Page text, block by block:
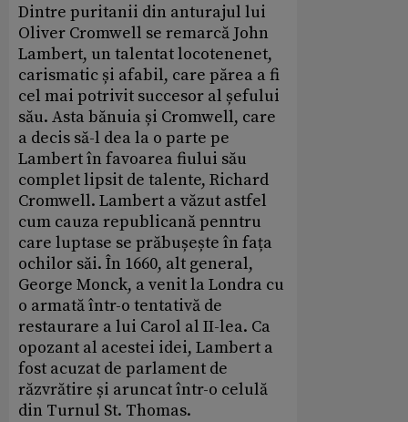
Dintre puritanii din anturajul lui
Oliver Cromwell se remarcă John
Lambert, un talentat locotenenet,
carismatic și afabil, care părea a fi
cel mai potrivit succesor al șefului
său. Asta bănuia și Cromwell, care
a decis să-l dea la o parte pe
Lambert în favoarea fiului său
complet lipsit de talente, Richard
Cromwell. Lambert a văzut astfel
cum cauza republicană penntru
care luptase se prăbușește în fața
ochilor săi. În 1660, alt general,
George Monck, a venit la Londra cu
o armată într-o tentativă de
restaurare a lui Carol al II-lea. Ca
opozant al acestei idei, Lambert a
fost acuzat de parlament de
răzvrătire și aruncat într-o celulă
din Turnul St. Thomas.